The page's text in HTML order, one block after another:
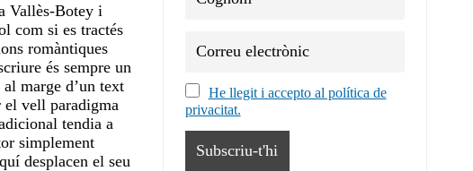
Vallès-Botey i
com si es tractés
romàntiques
és sempre un
marge d’un text
el vell paradigma
tendia a
simplement
desplacen el seu
He llegit i accepto al política de
privacitat.